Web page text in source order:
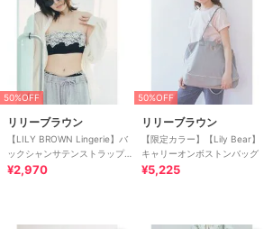
50%OFF
リリーブラウン
【LILY BROWN Lingerie】バ
ックシャンサテンストラップレ
スブラ
¥2,970
50%OFF
リリーブラウン
【限定カラー】【Lily Bear】
キャリーオンボストンバッグ
¥5,225